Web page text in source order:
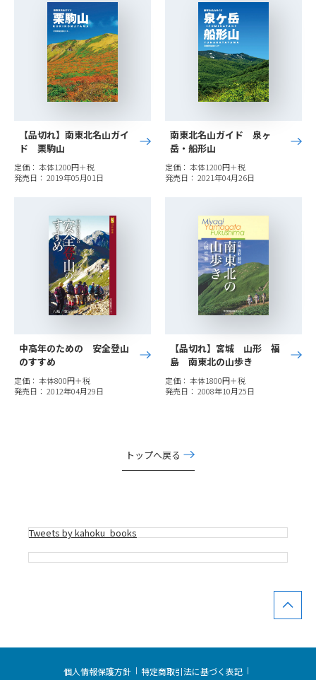
【品切れ】南東北名山ガイ
ド 栗駒山
定価： 本体1200円＋税
発売日： 2019年05月01日
南東北名山ガイド 泉ヶ
岳・船形山
定価： 本体1200円＋税
発売日： 2021年04月26日
中高年のための 安全登山
のすすめ
定価： 本体800円＋税
発売日： 2012年04月29日
【品切れ】宮城 山形 福
島 南東北の山歩き
定価： 本体1800円＋税
発売日： 2008年10月25日
トップへ戻る
Tweets by kahoku_books
個人情報保護方針 特定商取引法に基づく表記